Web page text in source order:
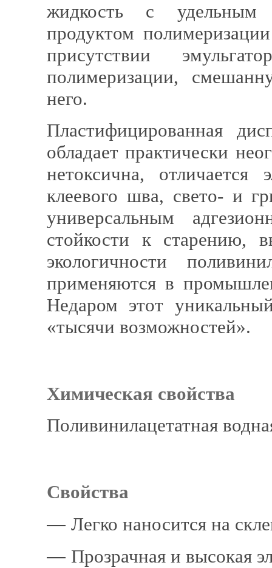
жидкость с удельным
продуктом
присутствии
полимеризации,
него.
Пластифицированная
обладает практически
нетоксична, отличается
клеевого шва, свето- и
универсальным
стойкости к старению,
экологичности
применяются в
Недаром этот
«тысячи возможностей».
Химическая свойства
Поливинилацетатная
Свойства
― Легко наносится на
― Прозрачная и высокая